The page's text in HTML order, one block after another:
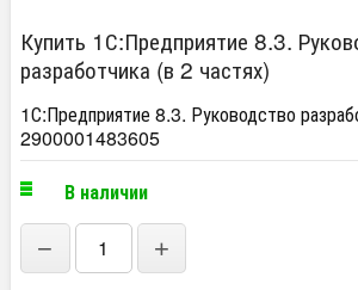
Купить 1С:Предприятие 8.3.
разработчика (в 2 частях)
1С:Предприятие 8.3. Руководство
2900001483605
В наличии
− +